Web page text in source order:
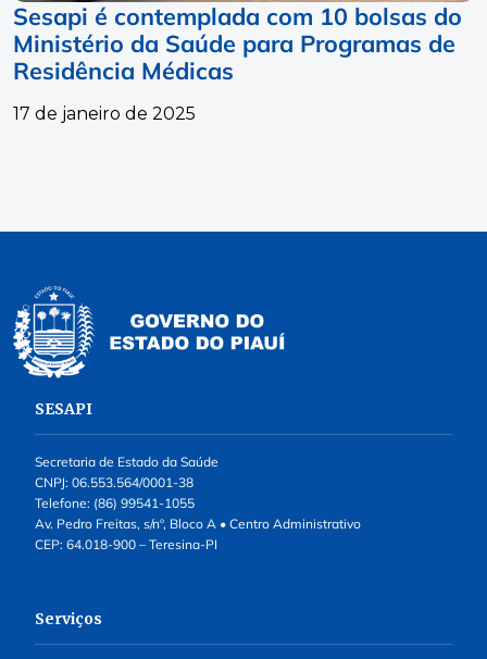
Sesapi é contemplada com 10 bolsas do
Ministério da Saúde para Programas de
Residência Médicas
17 de janeiro de 2025
SESAPI
Secretaria de Estado da Saúde
CNPJ: 06.553.564/0001-38
Telefone: (86) 99541-1055
Av. Pedro Freitas, s/nº, Bloco A • Centro Administrativo
CEP: 64.018-900 – Teresina-PI
Serviços